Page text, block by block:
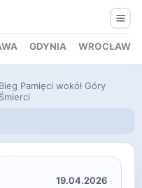
GDYNIA WROCŁAW
Pamięci wokół Góry
Śmierci
19.04.2026